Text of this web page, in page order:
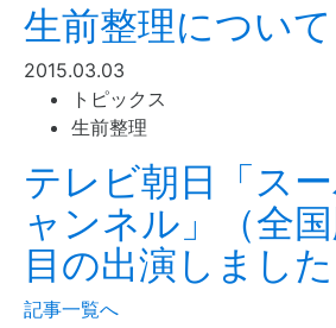
生前整理について
2015.03.03
トピックス
生前整理
テレビ朝日「ス
ャンネル」（全
目の出演しました
記事一覧へ